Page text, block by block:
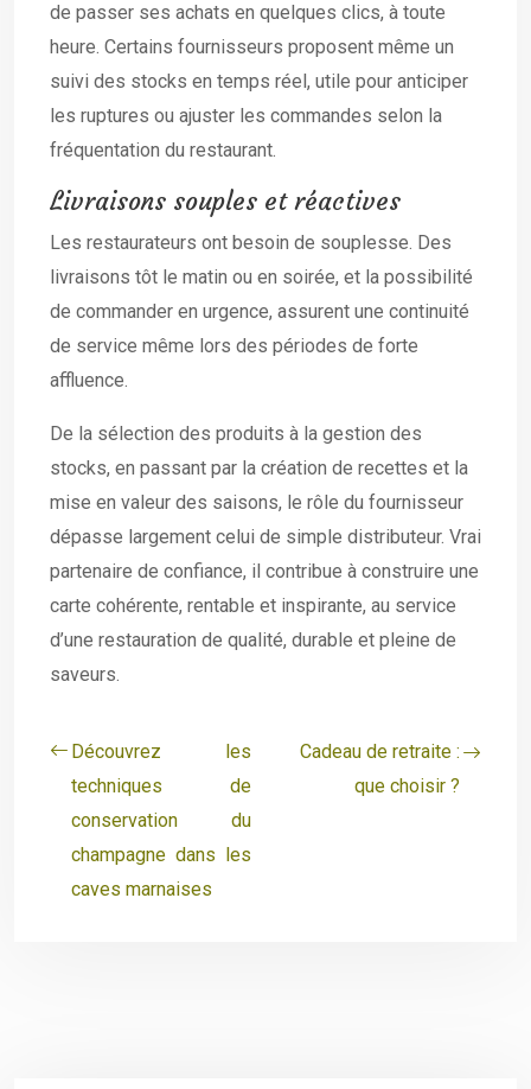
de passer ses achats en quelques clics, à toute
heure. Certains fournisseurs proposent même un
suivi des stocks en temps réel, utile pour anticiper
les ruptures ou ajuster les commandes selon la
fréquentation du restaurant.
Livraisons souples et réactives
Les restaurateurs ont besoin de souplesse. Des
livraisons tôt le matin ou en soirée, et la possibilité
de commander en urgence, assurent une continuité
de service même lors des périodes de forte
affluence.
De la sélection des produits à la gestion des
stocks, en passant par la création de recettes et la
mise en valeur des saisons, le rôle du fournisseur
dépasse largement celui de simple distributeur. Vrai
partenaire de confiance, il contribue à construire une
carte cohérente, rentable et inspirante, au service
d’une restauration de qualité, durable et pleine de
saveurs.
Découvrez les
techniques de
conservation du
champagne dans les
caves marnaises
Cadeau de retraite :
que choisir ?